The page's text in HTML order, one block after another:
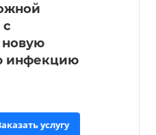
инфекцию
услугу